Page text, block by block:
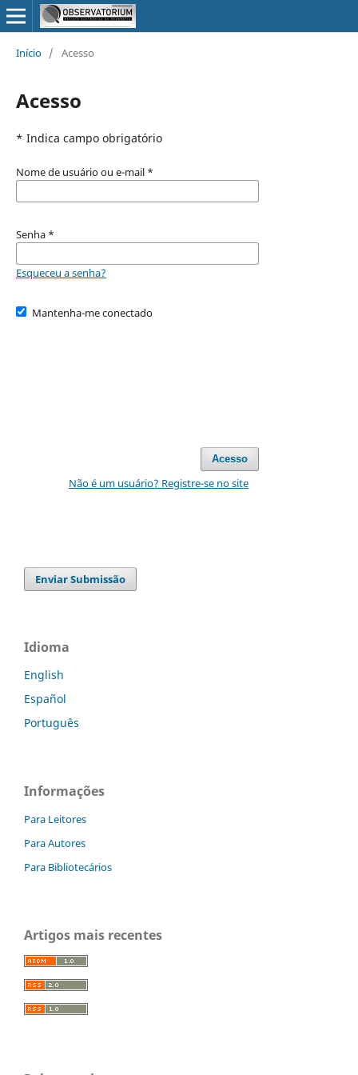
Início / Acesso
Acesso
* Indica campo obrigatório
Nome de usuário ou e-mail *
Senha *
Esqueceu a senha?
Mantenha-me conectado
Acesso
Não é um usuário? Registre-se no site
Enviar Submissão
Idioma
English
Español
Português
Informações
Para Leitores
Para Autores
Para Bibliotecários
Artigos mais recentes